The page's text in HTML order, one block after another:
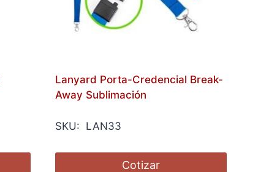
Lanyard Porta-Credencial Break-
Away Sublimación
SKU: LAN33
Cotizar